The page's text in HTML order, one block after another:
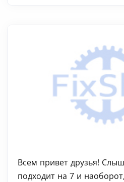
Всем привет друзья!
подходит на 7 и